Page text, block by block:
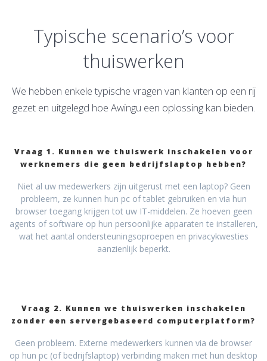
Typische scenario’s voor
thuiswerken
We hebben enkele typische vragen van klanten op een rij
gezet en uitgelegd hoe Awingu een oplossing kan bieden.
Vraag 1. Kunnen we thuiswerk inschakelen voor
werknemers die geen bedrijfslaptop hebben?
Niet al uw medewerkers zijn uitgerust met een laptop? Geen
probleem, ze kunnen hun pc of tablet gebruiken en via hun
browser toegang krijgen tot uw IT-middelen. Ze hoeven geen
agents of software op hun persoonlijke apparaten te installeren,
wat het aantal ondersteuningsoproepen en privacykwesties
aanzienlijk beperkt.
Vraag 2. Kunnen we thuiswerken inschakelen
zonder een servergebaseerd computerplatform?
Geen probleem. Externe medewerkers kunnen via de browser
op hun pc (of bedrijfslaptop) verbinding maken met hun desktop